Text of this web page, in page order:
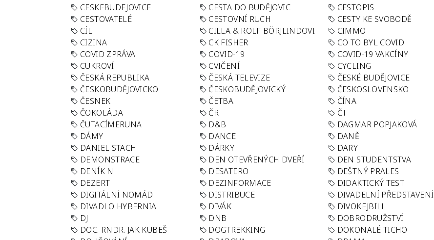
CESKEBUDEJOVICE
CESTA DO BUDĚJOVIC CESTOPIS
CESTOVATELÉ
CESTOVNÍ RUCH CESTY KE SVOBODĚ
CÍL
CILLA & ROLF BÖRJLINDOVI CIMMO
CIZINA
CK FISHER CO TO BYL COVID
COVID ZPRÁVA
COVID-19 COVID-19 VAKCÍNY
CUKROVÍ
CVIČENÍ CYCLING
ČESKÁ REPUBLIKA
ČESKÁ TELEVIZE ČESKÉ BUDĚJOVICE
ČESKOBUDĚJOVICKO
ČESKOBUDĚJOVICKÝ ČESKOSLOVENSKO
ČESNEK
ČETBA ČÍNA
ČOKOLÁDA
ČR ČT
ČUTACÍMERUNA
D&B DAGMAR POPJAKOVÁ
DÁMY
DANCE DANĚ
DANIEL STACH
DÁRKY DARY
DEMONSTRACE
DEN OTEVŘENÝCH DVEŘÍ DEN STUDENTSTVA
DENÍK N
DESATERO DEŠTNÝ PRALES
DEZERT
DEZINFORMACE DIDAKTICKÝ TEST
DIGITÁLNÍ NOMÁD
DISTRIBUCE DIVADELNÍ PŘEDSTAVENÍ
DIVADLO HYBERNIA
DIVÁK DIVOKEJBILL
DJ
DNB DOBRODRUŽSTVÍ
DOC. RNDR. JAK KUBEŠ
DOGTREKKING DOKONALÉ TICHO